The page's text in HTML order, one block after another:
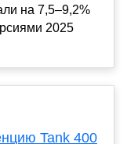
на 7,5–9,2%
2025
Tank 400